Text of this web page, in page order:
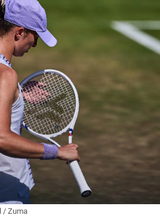
/ Zuma